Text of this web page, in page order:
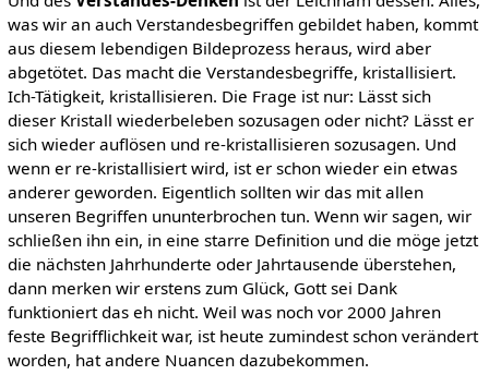
was wir an auch Verstandesbegriffen gebildet haben, kommt
aus diesem lebendigen Bildeprozess heraus, wird aber
abgetötet. Das macht die Verstandesbegriffe, kristallisiert.
Ich-Tätigkeit, kristallisieren. Die Frage ist nur: Lässt sich
dieser Kristall wiederbeleben sozusagen oder nicht? Lässt er
sich wieder auflösen und re-kristallisieren sozusagen. Und
wenn er re-kristallisiert wird, ist er schon wieder ein etwas
anderer geworden. Eigentlich sollten wir das mit allen
unseren Begriffen ununterbrochen tun. Wenn wir sagen, wir
schließen ihn ein, in eine starre Definition und die möge jetzt
die nächsten Jahrhunderte oder Jahrtausende überstehen,
dann merken wir erstens zum Glück, Gott sei Dank
funktioniert das eh nicht. Weil was noch vor 2000 Jahren
feste Begrifflichkeit war, ist heute zumindest schon verändert
worden, hat andere Nuancen dazubekommen.